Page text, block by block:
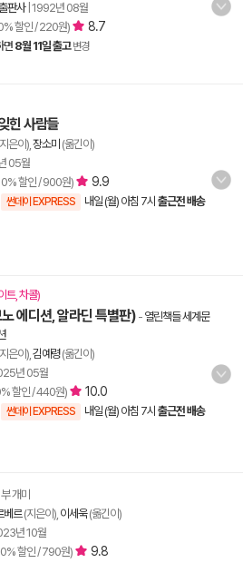
판사| 1992년 08월
할인 / 220원) 8.7
면8월 11일 출고 변경
힌 사람들
은이), 장소미 (옮긴이)
05월
할인 / 900원) 9.9
썬데이 EXPRESS 내일 (월) 아침 7시 출근전 배송
트, 차콜)
에디션, 알라딘 특별판) - 열린책들 세계문
은이), 김예령(옮긴이)
년 05월
할인 / 440원) 10.0
썬데이 EXPRESS 내일 (월) 아침 7시 출근전 배송
개미
베르(지은이), 이세욱(옮긴이)
년 10월
할인 / 790원) 9.8